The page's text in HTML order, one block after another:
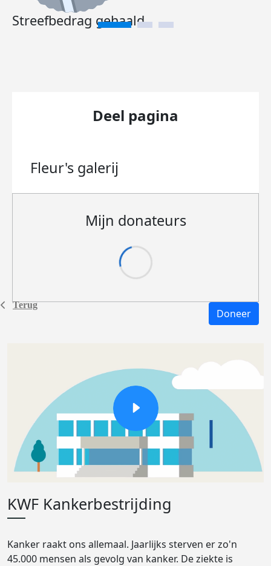
Terug
Streefbedrag gehaald
Deel pagina
Fleur's galerij
Mijn donateurs
Doneer
KWF Kankerbestrijding
Kanker raakt ons allemaal. Jaarlijks sterven er zo'n
45.000 mensen als gevolg van kanker. De ziekte is